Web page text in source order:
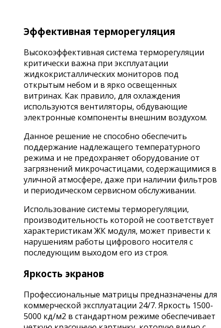
Эффективная терморегуляция
Высокоэффективная система терморегуляции
критически важна при эксплуатации
жидкокристаллических мониторов под
открытым небом и в ярко освещенных
витринах. Как правило, для охлаждения
используются вентиляторы, обдувающие
электронные компоненты внешним воздухом.
Данное решение не способно обеспечить
поддержание надлежащего температурного
режима и не предохраняет оборудование от
загрязнений микрочастицами, содержащимися в
уличной атмосфере, даже при наличии фильтров
и периодическом сервисном обслуживании.
Использование системы терморегуляции,
производительность которой не соответствует
характеристикам ЖК модуля, может привести к
нарушениям работы цифрового носителя с
последующим выходом его из строя.
Яркость экранов
Профессиональные матрицы предназначены для
коммерческой эксплуатации 24/7. Яркость 1500-
5000 кд/м2 в стандартном режиме обеспечивает